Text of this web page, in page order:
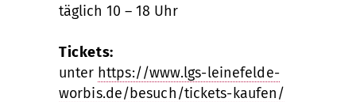
täglich 10 – 18 Uhr
Tickets:
unter https://www.lgs-leinefelde-
worbis.de/besuch/tickets-kaufen/